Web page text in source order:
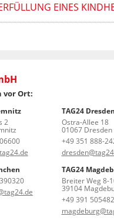
EINES
vor Ort:
2
TAG24 Dresden
Ostra-Allee 18
01067 Dresden
+49 351 888-
TAG24
Breiter Weg 8-
39104
+49 391